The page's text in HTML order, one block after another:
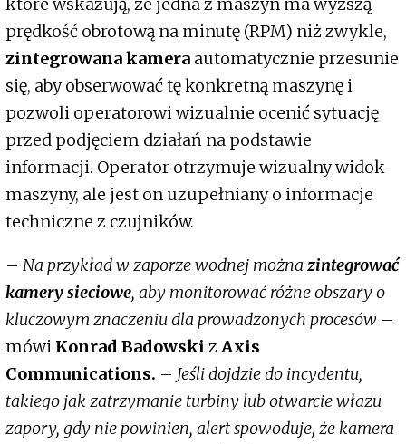
prędkość obrotową na minutę (RPM) niż zwykle,
zintegrowana kamera automatycznie przesunie
się, aby obserwować tę konkretną maszynę i
pozwoli operatorowi wizualnie ocenić sytuację
przed podjęciem działań na podstawie
informacji. Operator otrzymuje wizualny widok
maszyny, ale jest on uzupełniany o informacje
techniczne z czujników.
– Na przykład w zaporze wodnej można zintegrować
kamery sieciowe, aby monitorować różne obszary o
kluczowym znaczeniu dla prowadzonych procesów –
mówi Konrad Badowski z Axis
Communications. – Jeśli dojdzie do incydentu,
takiego jak zatrzymanie turbiny lub otwarcie włazu
zapory, gdy nie powinien, alert spowoduje, że kamera